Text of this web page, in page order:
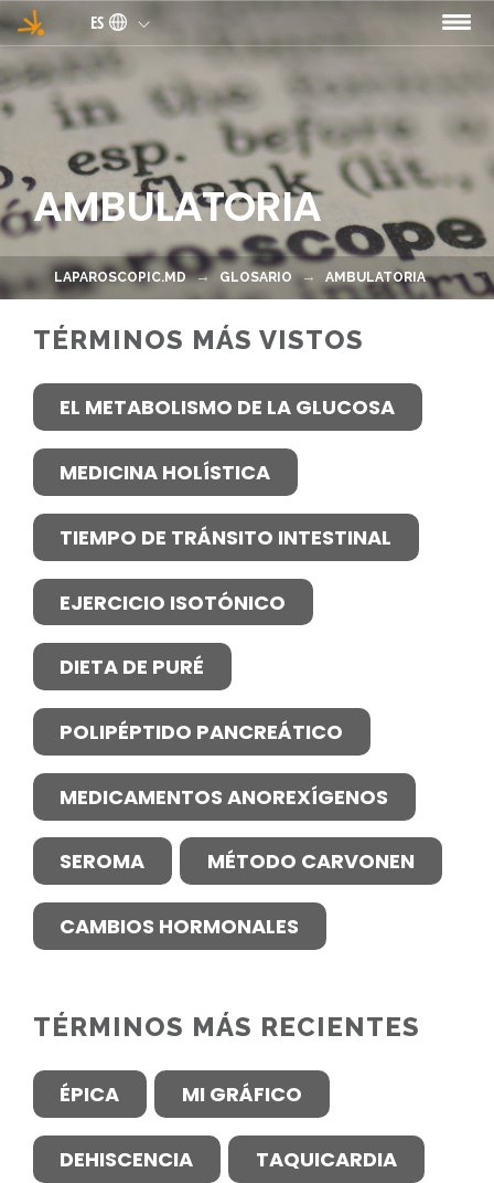
Pasar al contenido principal
ES
AMBULATORIA
LAPAROSCOPIC.MD GLOSARIO AMBULATORIA
TÉRMINOS MÁS VISTOS
EL METABOLISMO DE LA GLUCOSA
MEDICINA HOLÍSTICA
TIEMPO DE TRÁNSITO INTESTINAL
EJERCICIO ISOTÓNICO
DIETA DE PURÉ
POLIPÉPTIDO PANCREÁTICO
MEDICAMENTOS ANOREXÍGENOS
SEROMA MÉTODO CARVONEN
CAMBIOS HORMONALES
TÉRMINOS MÁS RECIENTES
ÉPICA MI GRÁFICO
DEHISCENCIA TAQUICARDIA